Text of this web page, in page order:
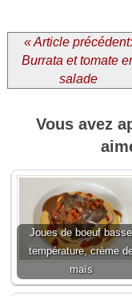
« Article précédent:
Burrata et tomate
salade
Vous avez
Joues de boeuf basse
température, crème
maïs